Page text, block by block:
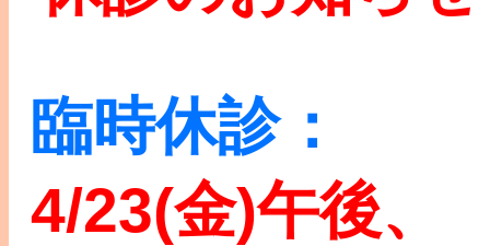
臨時休診：
4/23(金)午後、